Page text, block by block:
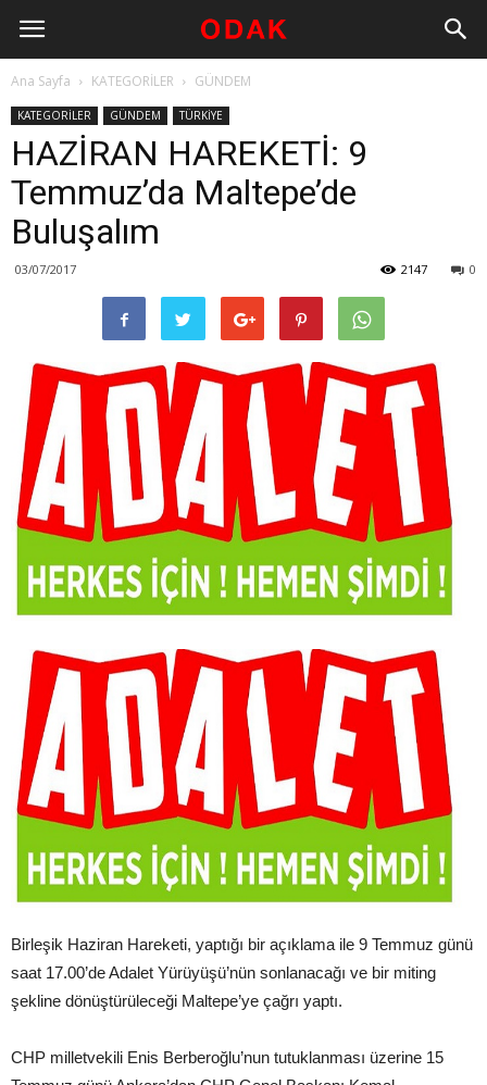
Ana Sayfa KATEGORİLER GÜNDEM
KATEGORİLER GÜNDEM TÜRKİYE
HAZİRAN HAREKETİ: 9
Temmuz’da Maltepe’de
Buluşalım
03/07/2017 0
2147
Birleşik Haziran Hareketi, yaptığı bir açıklama ile 9 Temmuz günü
saat 17.00’de Adalet Yürüyüşü’nün sonlanacağı ve bir miting
şekline dönüştürüleceği Maltepe’ye çağrı yaptı.
CHP milletvekili Enis Berberoğlu’nun tutuklanması üzerine 15